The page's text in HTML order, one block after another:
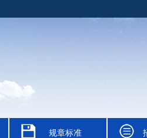
规章标准